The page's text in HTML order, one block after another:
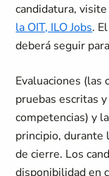
candidatura,
la OIT, ILO Jobs.
deberá seguir
Evaluaciones (las
pruebas escritas
competencias) y
principio, durante
de cierre. Los
disponibilidad en